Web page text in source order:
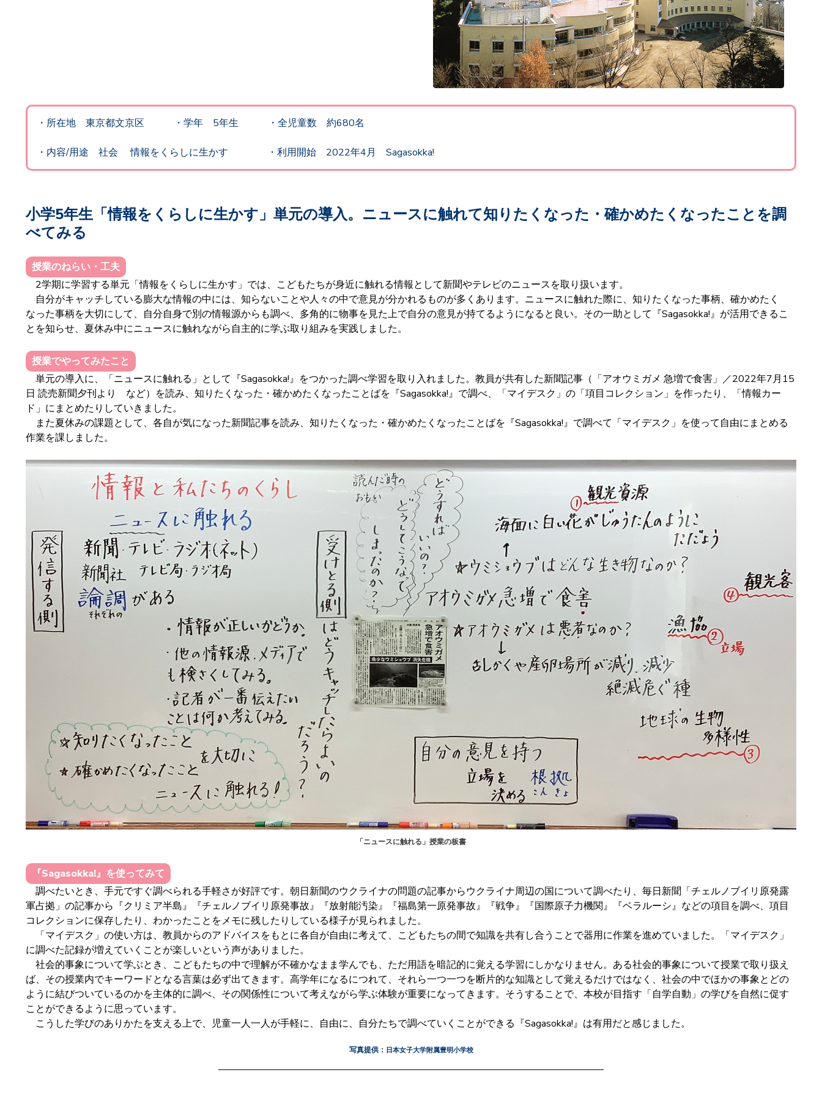
・所在地 東京都文京区 ・ 学年 5年生 ・全児童数 約680名
・内容/用途 社会 情報をくらしに生かす ・利用開始 2022年4月 Sagasokka!
小学5年生「情報をくらしに生かす」単元の導入。ニュースに触れて知りたくなった・確かめたくなったことを調
べてみる
授業のねらい・工夫
2学期に学習する単元「情報をくらしに生かす」では、こどもたちが身近に触れる情報として新聞やテレビのニュースを取り扱います。
自分がキャッチしている膨大な情報の中には、知らないことや人々の中で意見が分かれるものが多くあります。ニュースに触れた際に、知りたくなった事柄、確かめたく
なった事柄を大切にして、自分自身で別の情報源からも調べ、多角的に物事を見た上で自分の意見が持てるようになると良い。その一助として『Sagasokka!』が活用できるこ
とを知らせ、夏休み中にニュースに触れながら自主的に学ぶ取り組みを実践しました。
授業でやってみたこと
単元の導入に、「ニュースに触れる」として『Sagasokka!』をつかった調べ学習を取り入れました。教員が共有した新聞記事（「アオウミガメ 急増で食害」／2022年7月15
日 読売新聞夕刊より など）を読み、知りたくなった・確かめたくなったことばを『Sagasokka!』で調べ、「マイデスク」の「項目コレクション」を作ったり、「情報カー
ド」にまとめたりしていきました。
また夏休みの課題として、各自が気になった新聞記事を読み、知りたくなった・確かめたくなったことばを『Sagasokka!』で調べて「マイデスク」を使って自由にまとめる
作業を課しました。
「ニュースに触れる」授業の板書
『Sagasokka!』を使ってみて
調べたいとき、手元ですぐ調べられる手軽さが好評です。朝日新聞のウクライナの問題の記事からウクライナ周辺の国について調べたり、毎日新聞「チェルノブイリ原発露
軍占拠」の記事から『クリミア半島』『チェルノブイリ原発事故』『放射能汚染』『福島第一原発事故』『戦争』『国際原子力機関』『ベラルーシ』などの項目を調べ、項目
コレクションに保存したり、わかったことをメモに残したりしている様子が見られました。
「マイデスク」の使い方は、教員からのアドバイスをもとに各自が自由に考えて、こどもたちの間で知識を共有し合うことで器用に作業を進めていました。「マイデスク」
に調べた記録が増えていくことが楽しいという声がありました。
社会的事象について学ぶとき、こどもたちの中で理解が不確かなまま学んでも、ただ用語を暗記的に覚える学習にしかなりません。ある社会的事象について授業で取り扱え
ば、その授業内でキーワードとなる言葉は必ず出てきます。高学年になるにつれて、それら一つ一つを断片的な知識として覚えるだけではなく、社会の中でほかの事象とどの
ように結びついているのかを主体的に調べ、その関係性について考えながら学ぶ体験が重要になってきます。そうすることで、本校が目指す「自学自動」の学びを自然に促す
ことができるように思っています。
こうした学びのありかたを支える上で、児童一人一人が手軽に、自由に、自分たちで調べていくことができる『Sagasokka!』は有用だと感じました。
写真提供： 日本女子大学附属豊明小学校